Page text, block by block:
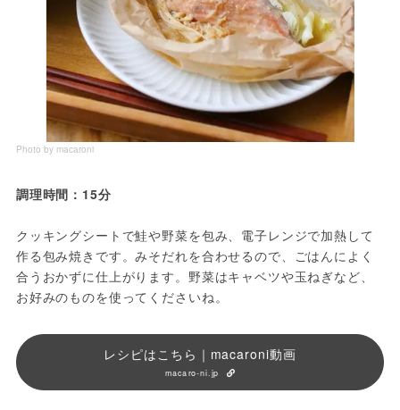
Photo by macaroni
調理時間：15分
クッキングシートで鮭や野菜を包み、電子レンジで加熱して
作る包み焼きです。みそだれを合わせるので、ごはんによく
合うおかずに仕上がります。野菜はキャベツや玉ねぎなど、
お好みのものを使ってくださいね。
レシピはこちら｜macaroni動画
macaro-ni.jp